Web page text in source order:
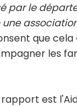
par le
que cela
les
est